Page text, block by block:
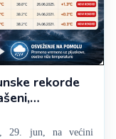
rekorde
nam
29. jun, na većini